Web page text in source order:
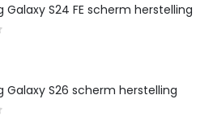
Galaxy S24 FE scherm herstelling
Galaxy S26 scherm herstelling